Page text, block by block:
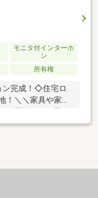
モニタ付インターホ
ン
所有権
ン完成！◇住宅ロ
！＼＼家具や家
お電話でのご予
▼TEL：0120-09-
テムキッチン、ユ
台交換 ・建具交
ッションフロア